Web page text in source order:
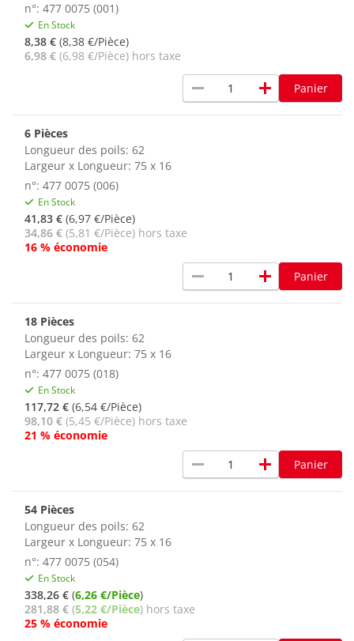
n°: 477 0075 (001)
En Stock
8,38 € (8,38 €/Pièce)
6,98 € (6,98 €/Pièce) hors taxe
remove add Panier
6 Pièces
Longueur des poils: 62
Largeur x Longueur: 75 x 16
n°: 477 0075 (006)
En Stock
41,83 € (6,97 €/Pièce)
34,86 € (5,81 €/Pièce) hors taxe
16 % économie
remove add Panier
18 Pièces
Longueur des poils: 62
Largeur x Longueur: 75 x 16
n°: 477 0075 (018)
En Stock
117,72 € (6,54 €/Pièce)
98,10 € (5,45 €/Pièce) hors taxe
21 % économie
remove add Panier
54 Pièces
Longueur des poils: 62
Largeur x Longueur: 75 x 16
n°: 477 0075 (054)
En Stock
338,26 € (6,26 €/Pièce)
281,88 € (5,22 €/Pièce) hors taxe
25 % économie